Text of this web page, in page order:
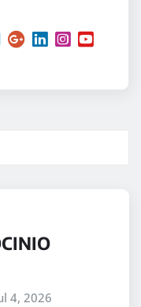
4, 2026